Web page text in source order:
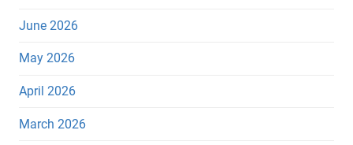
June 2026
May 2026
April 2026
March 2026